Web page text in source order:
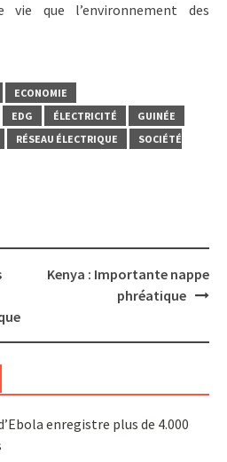
que l’environnement des
ECONOMIE
EDG ÉLECTRICITÉ
GUINÉE
RÉSEAU ÉLECTRIQUE
SOCIÉTÉ
Kenya : Importante nappe
phréatique
enregistre plus de 4.000